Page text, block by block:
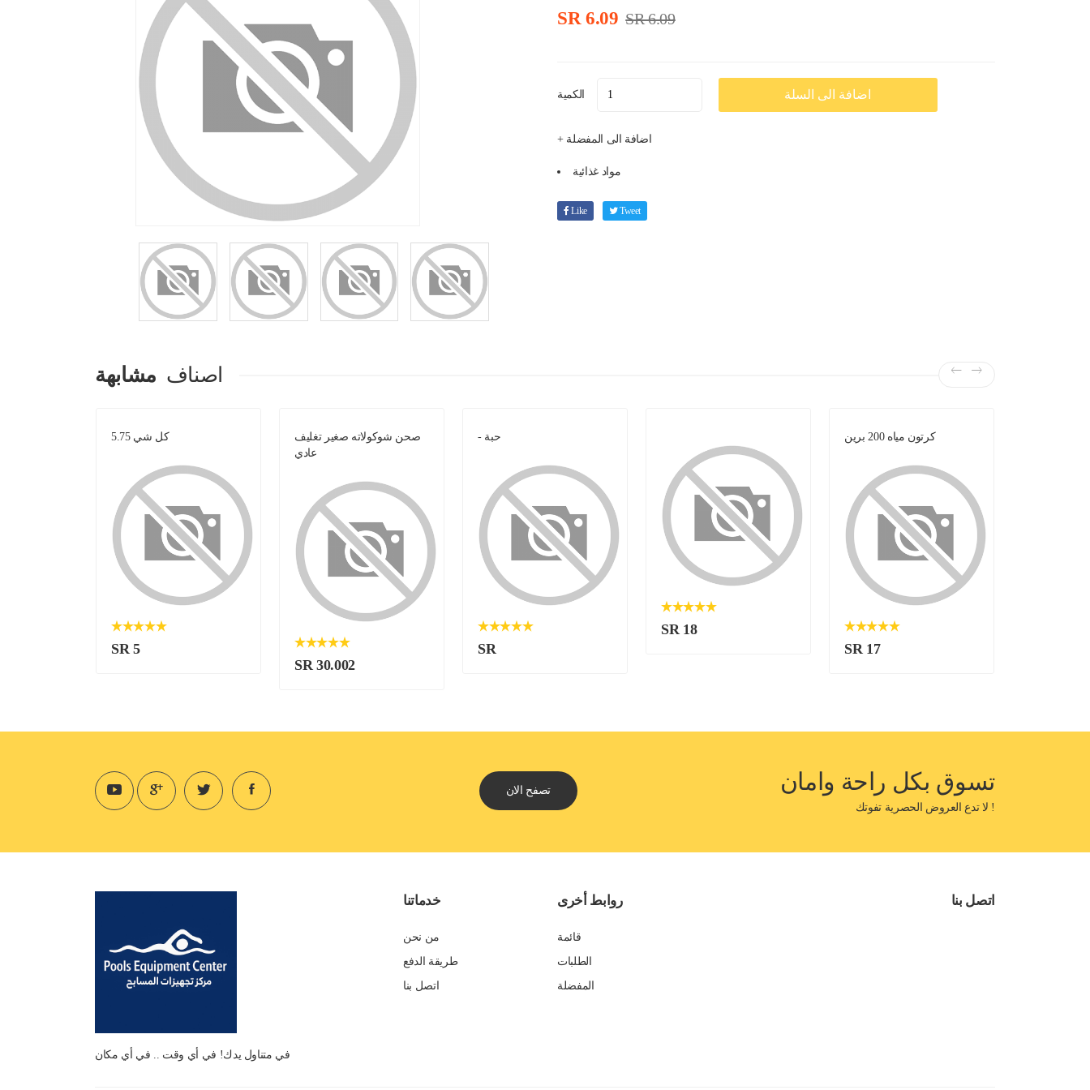
SR 6.09 SR 6.09
الكمية اضافة الى السلة
+ اضافة الى المفضلة
مواد غذائية
Like Tweet
اصناف مشابهة
كل شي 5.75
SR 5
صحن شوكولاته صغير تغليف
عادي
SR 30.002
- حبة
SR
SR 18
كرتون مياه 200 برين
SR 17
تسوق بكل راحة وامان
! لا تدع العروض الحصرية تفوتك
تصفح الان
في متناول يدك! في أي وقت .. في أي مكان
خدماتنا
من نحن
طريقة الدفع
اتصل بنا
روابط أخرى
قائمة
الطلبات
المفضلة
اتصل بنا